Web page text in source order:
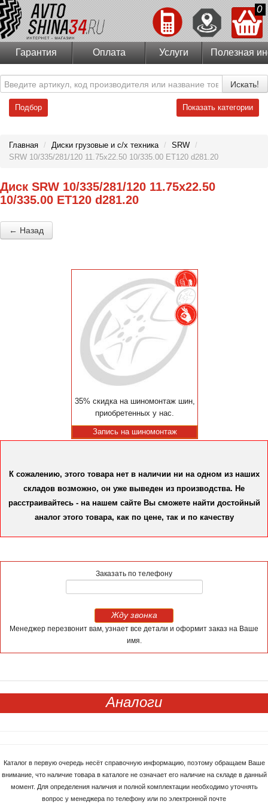
0
Гарантия Оплата Услуги Полезная
Искать!
Подбор Показать категории
Главная / Диски грузовые и с/х техника / SRW /
SRW 10/335/281/120 11.75x22.50 10/335.00 ET120 d281.20
Диск SRW 10/335/281/120 11.75x22.50
10/335.00 ET120 d281.20
← Назад
35% скидка на шиномонтаж шин,
приобретенных у нас.
Запись на шиномонтаж
К сожалению, этого товара нет в наличии ни на одном из наших
складов возможно, он уже выведен из производства. Не
расстраивайтесь - на нашем сайте Вы сможете найти достойный
аналог этого товара, как по цене, так и по качеству
Заказать по телефону
Жду звонка
Менеджер перезвонит вам, узнает все детали и оформит заказ на Ваше
имя.
Аналоги
Каталог в первую очередь несёт справочную информацию, поэтому обращаем Ваше
внимание, что наличие товара в каталоге не означает его наличие на складе в данный
момент. Для определения наличия и полной комплектации необходимо уточнять
вопрос у менеджера по телефону или по электронной почте